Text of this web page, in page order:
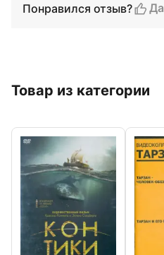
Понравился отзыв?
Да
Товар из категории